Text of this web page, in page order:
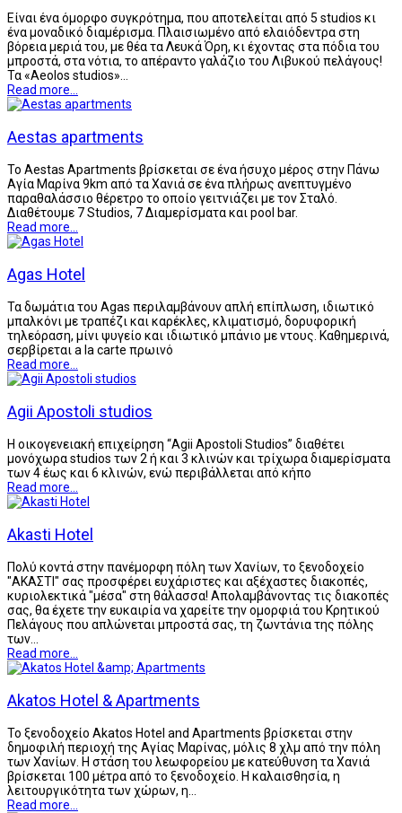
Είναι ένα όμορφο συγκρότημα, που αποτελείται από 5 studios κι
ένα μοναδικό διαμέρισμα. Πλαισιωμένο από ελαιόδεντρα στη
βόρεια μεριά του, με θέα τα Λευκά Όρη, κι έχοντας στα πόδια του
μπροστά, στα νότια, το απέραντο γαλάζιο του Λιβυκού πελάγους!
Τα «Aeolos studios»…
Read more...
Aestas apartments
Το Aestas Apartments βρίσκεται σε ένα ήσυχο μέρος στην Πάνω
Αγία Μαρίνα 9km από τα Χανιά σε ένα πλήρως ανεπτυγμένο
παραθαλάσσιο θέρετρο το οποίο γειτνιάζει με τον Σταλό.
Διαθέτουμε 7 Studios, 7 Διαμερίσματα και pool bar.
Read more...
Agas Hotel
Τα δωμάτια του Agas περιλαμβάνουν απλή επίπλωση, ιδιωτικό
μπαλκόνι με τραπέζι και καρέκλες, κλιματισμό, δορυφορική
τηλεόραση, μίνι ψυγείο και ιδιωτικό μπάνιο με ντους. Καθημερινά,
σερβίρεται a la carte πρωινό
Read more...
Agii Apostoli studios
Η οικογενειακή επιχείρηση “Agii Apostoli Studios” διαθέτει
μονόχωρα studios των 2 ή και 3 κλινών και τρίχωρα διαμερίσματα
των 4 έως και 6 κλινών, ενώ περιβάλλεται από κήπο
Read more...
Akasti Hotel
Πολύ κοντά στην πανέμορφη πόλη των Χανίων, το ξενοδοχείο
"ΑΚΑΣΤΙ" σας προσφέρει ευχάριστες και αξέχαστες διακοπές,
κυριολεκτικά "μέσα" στη θάλασσα! Απολαμβάνοντας τις διακοπές
σας, θα έχετε την ευκαιρία να χαρείτε την ομορφιά του Κρητικού
Πελάγους που απλώνεται μπροστά σας, τη ζωντάνια της πόλης
των…
Read more...
Akatos Hotel & Apartments
Το ξενοδοχείο Akatos Hotel and Apartments βρίσκεται στην
δημοφιλή περιοχή της Αγίας Μαρίνας, μόλις 8 χλμ από την πόλη
των Χανίων. Η στάση του λεωφορείου με κατεύθυνση τα Χανιά
βρίσκεται 100 μέτρα από το ξενοδοχείο. Η καλαισθησία, η
λειτουργικότητα των χώρων, η…
Read more...